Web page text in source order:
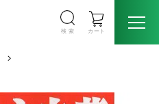
検 索 カート